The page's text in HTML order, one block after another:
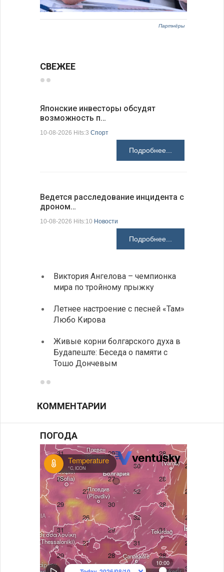
Партнёры
СВЕЖЕЕ
Японские инвесторы обсудят
возможность п…
10-08-2026 Hits:3 Спорт
Подробнее...
Ведется расследование инцидента с
дроном…
10-08-2026 Hits:10 Новости
Подробнее...
Виктория Ангелова – чемпионка
мира по тройному прыжку
Летнее настроение с песней «Там»
Любо Кирова
Живые корни болгарского духа в
Будапеште: Беседа о памяти с
Тошо Дончевым
КОММЕНТАРИИ
ПОГОДА